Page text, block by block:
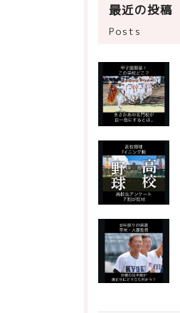
最近の投稿
Posts